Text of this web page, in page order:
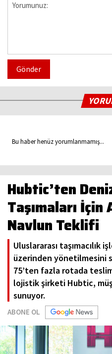
Gönder
Bu haber henüz yorumlanmamış...
Hubtic’ten
Taşımaları İçin
Navlun Teklifi
Uluslararası
üzerinden yönetilmesini
75’ten fazla rotada
lojistik şirketi Hubtic,
sunuyor.
ABONE OL